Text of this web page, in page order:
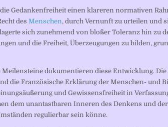
Gedankenfreiheit einen klareren normativen
des Menschen, durch Vernunft zu urteilen und
sich zunehmend von bloßer Toleranz hin zu
und die Freiheit, Überzeugungen zu bilden,
dokumentieren diese Entwicklung.
die Französische Erklärung der Menschen- und
und Gewissensfreiheit in
dem unantastbaren Inneren des Denkens und
regulierbar sein könne.